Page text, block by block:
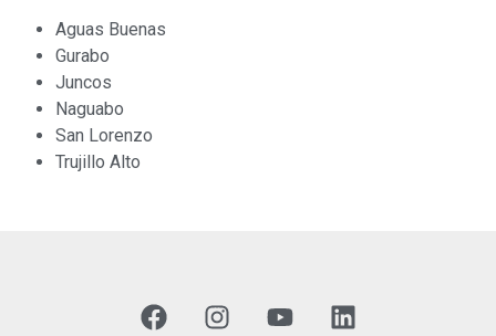
Aguas Buenas
Gurabo
Juncos
Naguabo
San Lorenzo
Trujillo Alto